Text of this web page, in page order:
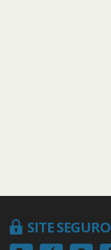
SITE SEGURO